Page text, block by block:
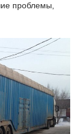
проблемы,